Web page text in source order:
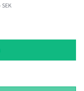
Värdering: - SEK